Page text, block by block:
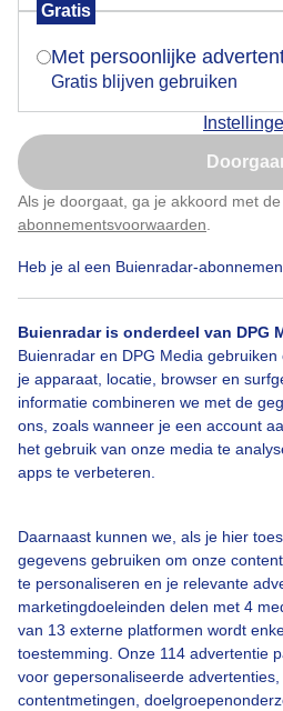
Gratis
Met persoonlijke
Gratis blijven gebruiken
Als je doorgaat, ga je akkoord met de
abonnementsvoorwaarden
Heb je al een Buienradar-
Buienradar is onderdeel van DPG
Buienradar en DPG Media
je apparaat, locatie, browser en
informatie combineren we met de
ons, zoals wanneer je een account
het gebruik van onze media te
apps te verbeteren.
Daarnaast kunnen we, als je hier
gegevens gebruiken om onze
te personaliseren en je relevante
marketingdoeleinden delen met 4
van 13 externe platformen wordt
toestemming. Onze 114 advertentie
voor gepersonaliseerde
contentmetingen,
Door: Peter Vermeulen Gemaakt: 18-
Lente Zon Wolken
Bekijk slideshow
Over Buienradar
Is goed, toon
Nu niet,
Klik hierom dit aan